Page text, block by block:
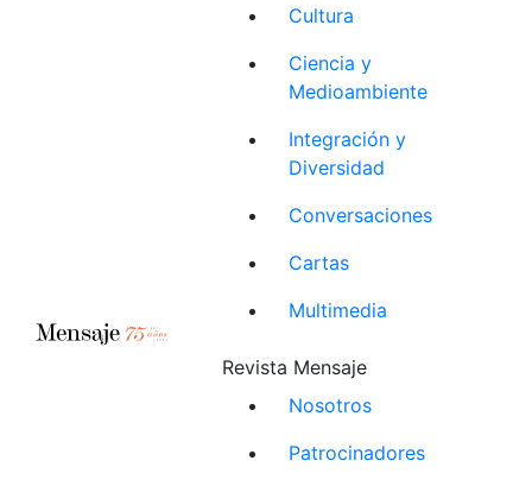
Cultura
Ciencia y
Medioambiente
Integración y
Diversidad
Conversaciones
Cartas
Multimedia
Revista Mensaje
Nosotros
Patrocinadores